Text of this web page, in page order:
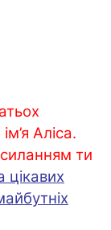
Аліса.
ти
цікавих